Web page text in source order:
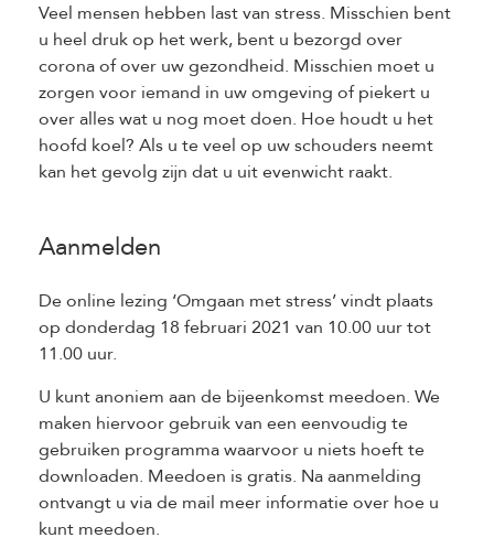
Veel mensen hebben last van stress. Misschien bent
u heel druk op het werk, bent u bezorgd over
corona of over uw gezondheid. Misschien moet u
zorgen voor iemand in uw omgeving of piekert u
over alles wat u nog moet doen. Hoe houdt u het
hoofd koel? Als u te veel op uw schouders neemt
kan het gevolg zijn dat u uit evenwicht raakt.
Aanmelden
De online lezing ‘Omgaan met stress’ vindt plaats
op donderdag 18 februari 2021 van 10.00 uur tot
11.00 uur.
U kunt anoniem aan de bijeenkomst meedoen. We
maken hiervoor gebruik van een eenvoudig te
gebruiken programma waarvoor u niets hoeft te
downloaden. Meedoen is gratis. Na aanmelding
ontvangt u via de mail meer informatie over hoe u
kunt meedoen.